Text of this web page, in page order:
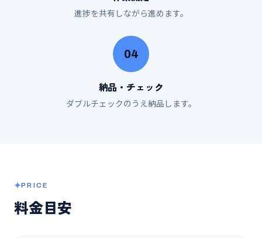
進捗を共有しながら進めます。
04
納品・チェック
ダブルチェックのうえ納品します。
PRICE
料金目安